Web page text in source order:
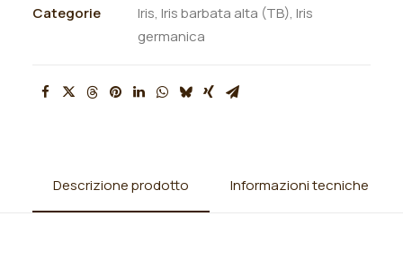
Categorie
Iris, Iris barbata alta (TB), Iris
germanica
Descrizione prodotto Informazioni tecniche